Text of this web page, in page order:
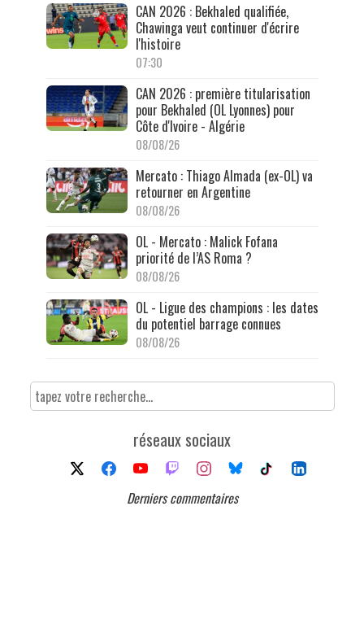
CAN 2026 : Bekhaled qualifiée,
Chawinga veut continuer d'écrire
l'histoire
07:30
CAN 2026 : première titularisation
pour Bekhaled (OL Lyonnes) pour
Côte d'Ivoire - Algérie
08/08/26
Mercato : Thiago Almada (ex-OL) va
retourner en Argentine
08/08/26
OL - Mercato : Malick Fofana
priorité de l’AS Roma ?
08/08/26
OL - Ligue des champions : les dates
du potentiel barrage connues
08/08/26
réseaux sociaux
Derniers commentaires